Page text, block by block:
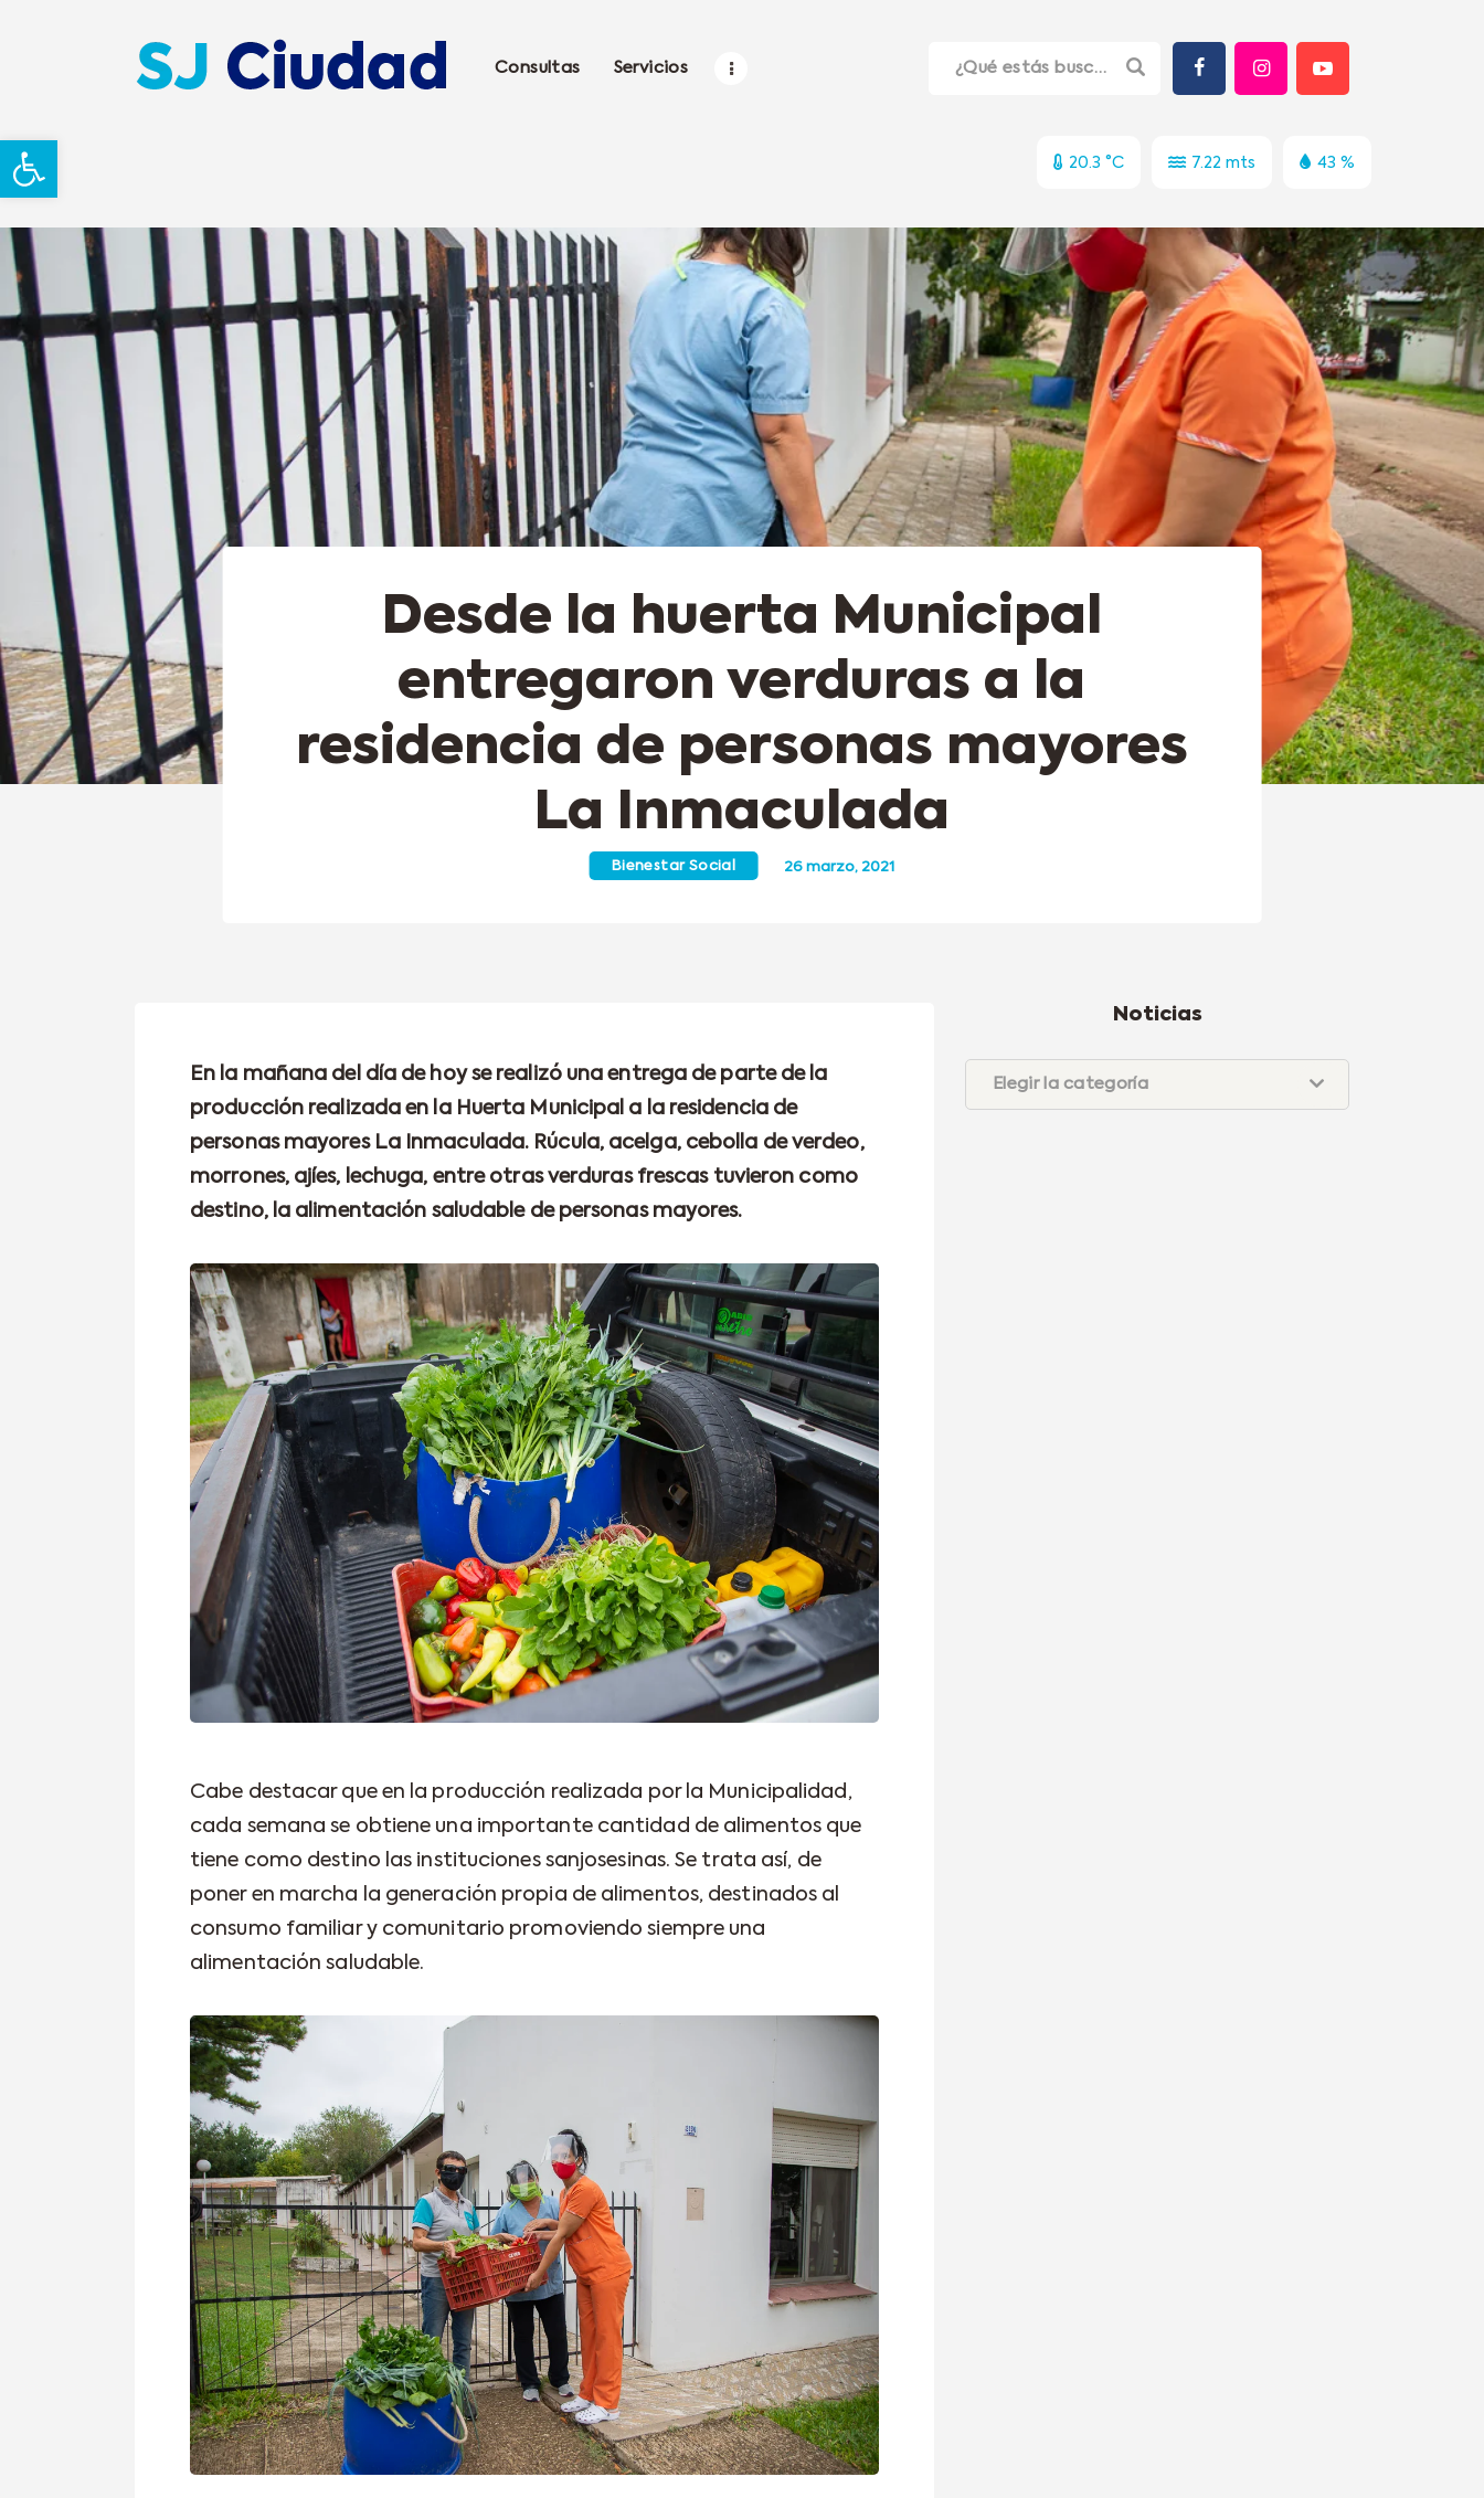
Abrir barra de herramientas
Consultas Servicios
20.3 °C 7.22 mts 43 %
Desde la huerta Municipal
entregaron verduras a la
residencia de personas mayores
La Inmaculada
Bienestar Social 26 marzo, 2021
En la mañana del día de hoy se realizó una entrega de parte de la
producción realizada en la Huerta Municipal a la residencia de
personas mayores La Inmaculada. Rúcula, acelga, cebolla de verdeo,
morrones, ajíes, lechuga, entre otras verduras frescas tuvieron como
destino, la alimentación saludable de personas mayores.
Cabe destacar que en la producción realizada por la Municipalidad,
cada semana se obtiene una importante cantidad de alimentos que
tiene como destino las instituciones sanjosesinas. Se trata así, de
poner en marcha la generación propia de alimentos, destinados al
consumo familiar y comunitario promoviendo siempre una
alimentación saludable.
Noticias